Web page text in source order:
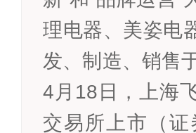
理电器、美姿电
发、制造、销售
4月18日，上海
交易所上市（